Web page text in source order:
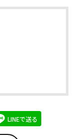
LINEで送る